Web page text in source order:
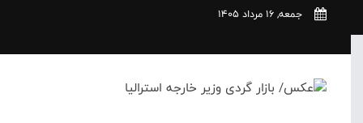
جمعه, 16 مرداد 1405